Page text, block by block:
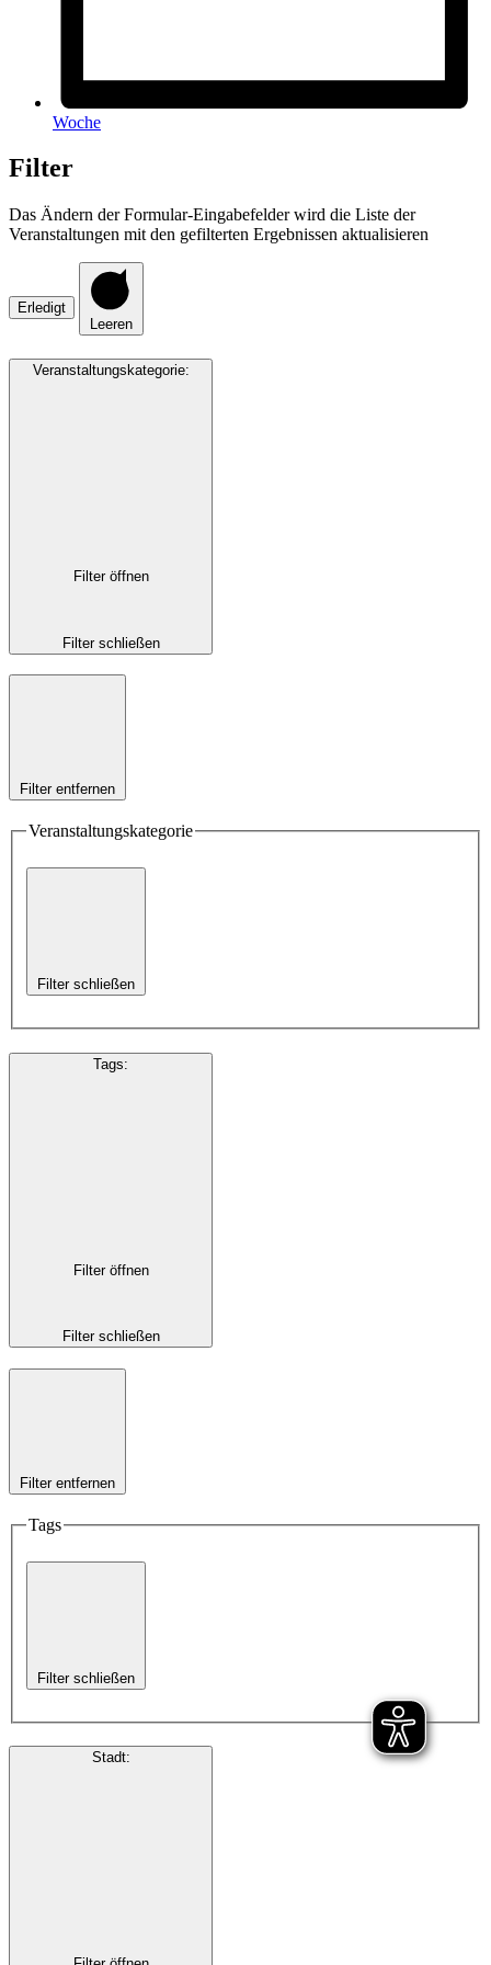
Woche
Filter
Das Ändern der Formular-Eingabefelder wird die Liste der
Veranstaltungen mit den gefilterten Ergebnissen aktualisieren
Erledigt
Leeren
Veranstaltungskategorie:
Filter öffnen
Filter schließen
Filter entfernen
Veranstaltungskategorie
Filter schließen
Tags:
Filter öffnen
Filter schließen
Filter entfernen
Tags
Filter schließen
Stadt: